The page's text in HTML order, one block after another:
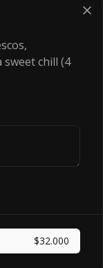
sweet chill (4
$32.000